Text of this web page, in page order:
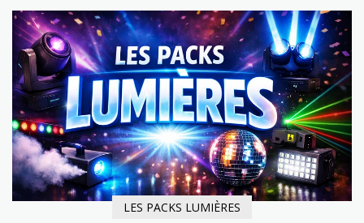
LES PACKS LUMIÈRES